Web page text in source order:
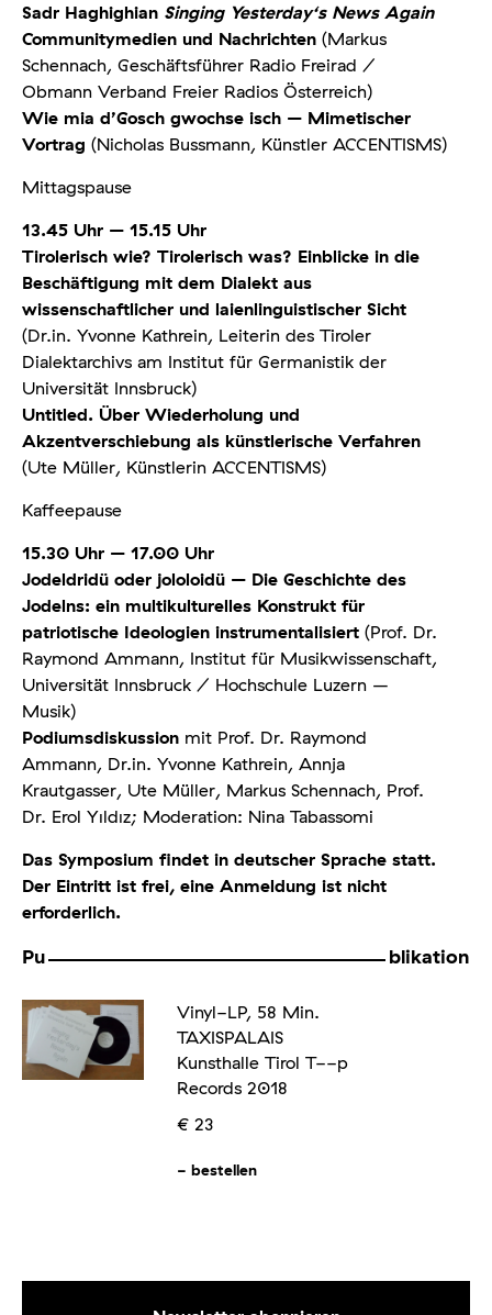
Sadr Haghighian Singing Yesterday‘s News Again
Communitymedien und Nachrichten (Markus
Schennach, Geschäftsführer Radio Freirad /
Obmann Verband Freier Radios Österreich)
Wie mia d’Gosch gwochse isch – Mimetischer
Vortrag (Nicholas Bussmann, Künstler ACCENTISMS)
Mittagspause
13.45 Uhr – 15.15 Uhr
Tirolerisch wie? Tirolerisch was? Einblicke in die
Beschäftigung mit dem Dialekt aus
wissenschaftlicher und laienlinguistischer Sicht
(Dr.in. Yvonne Kathrein, Leiterin des Tiroler
Dialektarchivs am Institut für Germa­nistik der
Universität Innsbruck)
Untitled. Über Wiederholung und
Akzentverschiebung als künstlerische Verfahren
(Ute Müller, Künstlerin ACCENTISMS)
Kaffeepause
15.30 Uhr – 17.00 Uhr
Jodeldridü oder jololoidü – Die Geschichte des
Jodelns: ein multikulturelles Konstrukt für
patriotische Ideologien instrumentalisiert (Prof. Dr.
Raymond Ammann, Institut für Musik­wissenschaft,
Universität Innsbruck / Hoch­schule Luzern –
Musik)
Podiumsdiskussion mit Prof. Dr. Raymond
Ammann, Dr.in. Yvonne Kathrein, Annja
Krautgasser, Ute Müller, Markus Schennach, Prof.
Dr. Erol Yıldız; Moderation: Nina Tabassomi
Das Symposium findet in deutscher Sprache statt.
Der Eintritt ist frei, eine Anmeldung ist nicht
erforderlich.
Pu blikation
Vinyl-LP, 58 Min.
TAXISPALAIS
Kunsthalle Tirol T--p
Records 2018
€ 23
- bestellen